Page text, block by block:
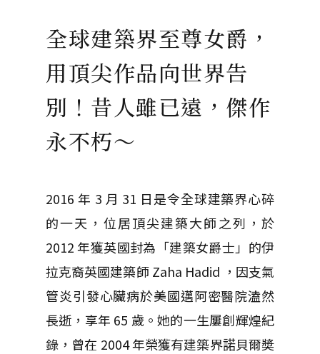
全球建築界至尊女爵，
用頂尖作品向世界告
別！昔人雖已遠，傑作
永不朽～
2016 年 3 月 31 日是令全球建築界心碎
的一天，位居頂尖建築大師之列，於
2012 年獲英國封為「建築女爵士」的伊
拉克裔英國建築師 Zaha Hadid ，因支氣
管炎引發心臟病於美國邁阿密醫院溘然
長逝，享年 65 歲。她的一生屢創輝煌紀
錄，曾在 2004 年榮獲有建築界諾貝爾奬